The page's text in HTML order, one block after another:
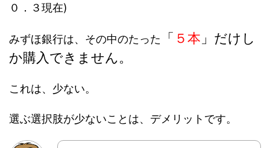
０．３現在)
みずほ銀行は、その中のたった 「 ５本 」だけし
か購入できません。
これは、少ない。
選ぶ選択肢が少ないことは、デメリットです。